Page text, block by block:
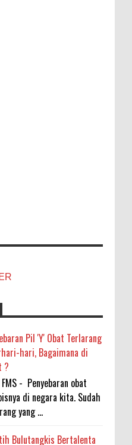
Pil 'Y' Obat Terlarang
hari, Bagaimana di
?
- Penyebaran obat
di negara kita. Sudah
yang ...
Bulutangkis Bertalenta